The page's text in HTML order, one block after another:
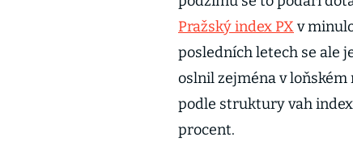
Pražský index PXv
posledních letech se ale
oslnil zejména v
podle struktury vah
procent.